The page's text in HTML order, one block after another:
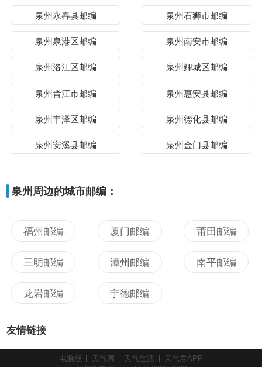
泉州永春县邮编 泉州石狮市邮编
泉州泉港区邮编 泉州南安市邮编
泉州洛江区邮编 泉州鲤城区邮编
泉州晋江市邮编 泉州惠安县邮编
泉州丰泽区邮编 泉州德化县邮编
泉州安溪县邮编 泉州金门县邮编
泉州周边的城市邮编：
福州邮编 厦门邮编 莆田邮编
三明邮编 漳州邮编 南平邮编
龙岩邮编 宁德邮编
友情链接
电脑版 天气网 天气生活
天气君APP